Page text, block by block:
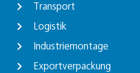
Transport
Logistik
Industriemontage
Exportverpackung